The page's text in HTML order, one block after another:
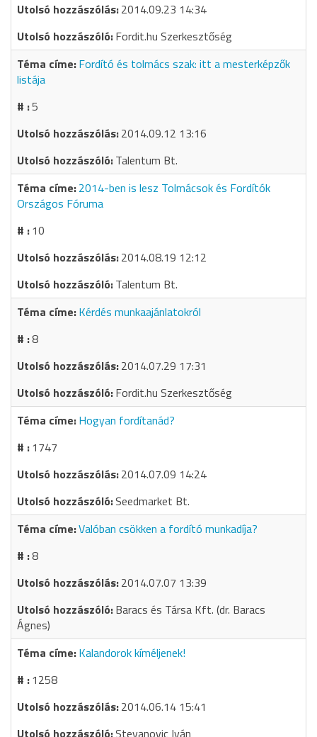
2014.09.23 14:34
Fordit.hu Szerkesztőség
Fordító és tolmács szak: itt a mesterképzők
listája
5
2014.09.12 13:16
Talentum Bt.
2014-ben is lesz Tolmácsok és Fordítók
Országos Fóruma
10
2014.08.19 12:12
Talentum Bt.
Kérdés munkaajánlatokról
8
2014.07.29 17:31
Fordit.hu Szerkesztőség
Hogyan fordítanád?
1747
2014.07.09 14:24
Seedmarket Bt.
Valóban csökken a fordító munkadíja?
8
2014.07.07 13:39
Baracs és Társa Kft. (dr. Baracs
Ágnes)
Kalandorok kíméljenek!
1258
2014.06.14 15:41
Stevanovic Iván